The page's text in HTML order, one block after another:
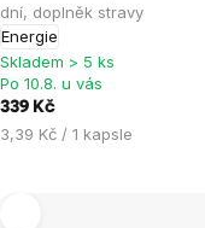
dní, doplněk stravy
Energie
5,0
z
5
hvězdiček.
Skladem > 5 ks
Po 10.8. u vás
339 Kč
Měrná
3,39 Kč / 1 kapsle